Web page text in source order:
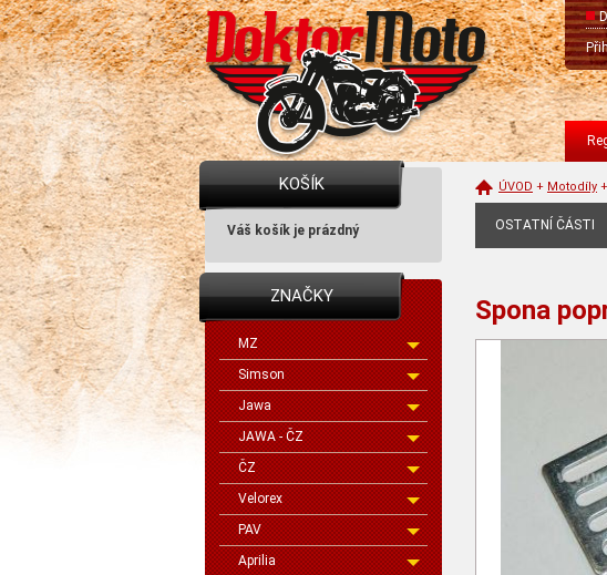
KOŠÍK
Váš košík je prázdný
ZNAČKY
MZ
Simson
Jawa
JAWA - ČZ
ČZ
Velorex
PAV
Aprilia
ÚVOD + Motodíly +
OSTATNÍ ČÁSTI
Spona